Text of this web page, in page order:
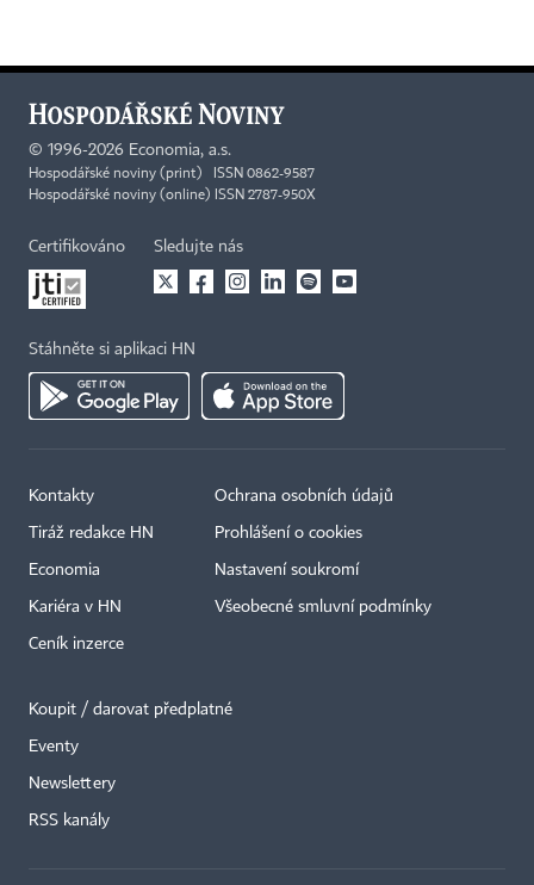
© 1996-2026 Economia, a.s.
Hospodářské noviny (print) ISSN 0862-9587
Hospodářské noviny (online) ISSN 2787-950X
Certifikováno Sledujte nás
Stáhněte si aplikaci HN
Kontakty
Tiráž redakce HN
Economia
Kariéra v HN
Ceník inzerce
Ochrana osobních údajů
Prohlášení o cookies
Nastavení soukromí
Všeobecné smluvní podmínky
Koupit / darovat předplatné
Eventy
Newslettery
RSS kanály